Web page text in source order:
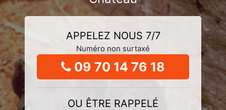
APPELEZ NOUS 7/7
Numéro non surtaxé
09 70 14 76 18
OU ÊTRE RAPPELÉ